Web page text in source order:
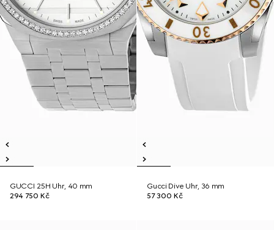
GUCCI 25H Uhr, 40 mm
294 750 Kč
Gucci Dive Uhr, 36 mm
57 300 Kč